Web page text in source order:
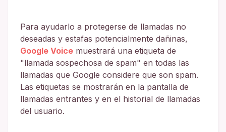
Para ayudarlo a protegerse de llamadas no
deseadas y estafas potencialmente dañinas,
Google Voice muestrará una etiqueta de
"llamada sospechosa de spam" en todas las
llamadas que Google considere que son spam.
Las etiquetas se mostrarán en la pantalla de
llamadas entrantes y en el historial de llamadas
del usuario.